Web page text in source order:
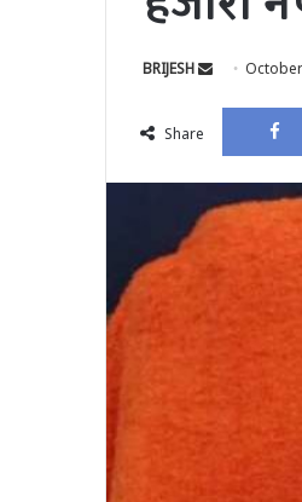
BRIJESH
Send
Share